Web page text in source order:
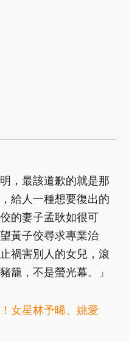
，最該道歉的就是那
給人一種想要復出的
的妻子孟耿如很可
黃子佼尋求專業治
禍害別人的女兒，滾
籠，不是螢光幕。」
女星林予晞、姚愛